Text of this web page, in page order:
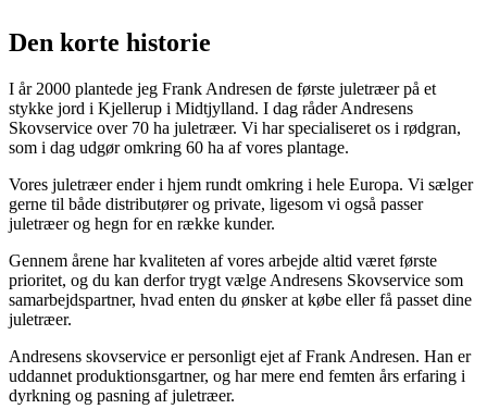
Den korte historie
I år 2000 plantede jeg Frank Andresen de første juletræer på et
stykke jord i Kjellerup i Midtjylland. I dag råder Andresens
Skovservice over 70 ha juletræer. Vi har specialiseret os i rødgran,
som i dag udgør omkring 60 ha af vores plantage.
Vores juletræer ender i hjem rundt omkring i hele Europa. Vi sælger
gerne til både distributører og private, ligesom vi også passer
juletræer og hegn for en række kunder.
Gennem årene har kvaliteten af vores arbejde altid været første
prioritet, og du kan derfor trygt vælge Andresens Skovservice som
samarbejdspartner, hvad enten du ønsker at købe eller få passet dine
juletræer.
Andresens skovservice er personligt ejet af Frank Andresen. Han er
uddannet produktionsgartner, og har mere end femten års erfaring i
dyrkning og pasning af juletræer.